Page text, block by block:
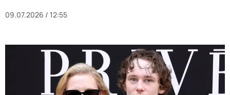
09.07.2026 / 12:55